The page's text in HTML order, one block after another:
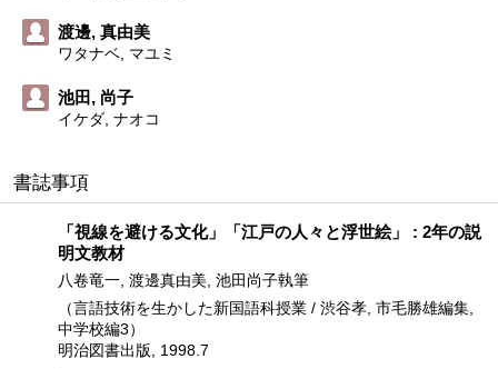
渡邊, 真由美
ワタナベ, マユミ
池田, 尚子
イケダ, ナオコ
書誌事項
「視線を避ける文化」「江戸の人々と浮世絵」 : 2年の説
明文教材
八卷竜一, 渡邊真由美, 池田尚子執筆
（言語技術を生かした新国語科授業 / 渋谷孝, 市毛勝雄編集,
中学校編3）
明治図書出版, 1998.7